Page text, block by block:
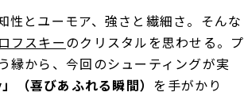
とユーモア、強さと繊細さ。そんな
フスキーのクリスタルを思わせる。プ
縁から、今回のシューティングが実
（喜びあふれる瞬間） を手がかり